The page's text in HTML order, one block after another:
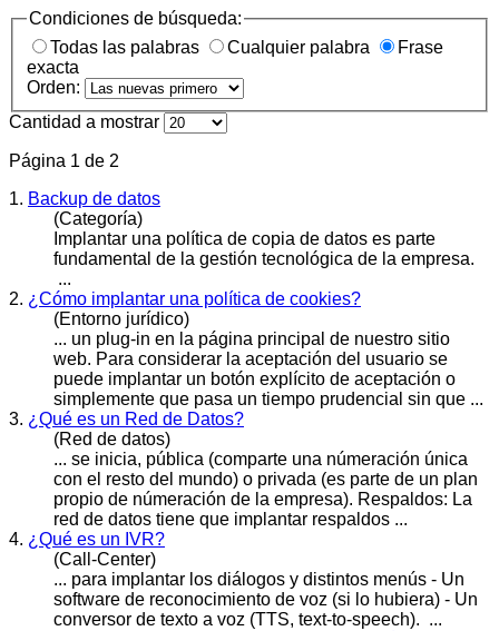
Condiciones de búsqueda:
Todas las palabras
Cualquier palabra
Frase
exacta
Orden:
Cantidad a mostrar
Página 1 de 2
1. Backup de datos
(Categoría)
Implantar una política de copia de datos es parte
fundamental de la gestión tecnológica de la empresa.
...
2. ¿Cómo implantar una política de cookies?
(Entorno jurídico)
... un plug-in en la página principal de nuestro sitio
web. Para considerar la aceptación del usuario se
puede implantar un botón explícito de aceptación o
simplemente que pasa un tiempo prudencial sin que ...
3. ¿Qué es un Red de Datos?
(Red de datos)
... se inicia, pública (comparte una númeración única
con el resto del mundo) o privada (es parte de un plan
propio de númeración de la empresa). Respaldos: La
red de datos tiene que implantar respaldos ...
4. ¿Qué es un IVR?
(Call-Center)
... para implantar los diálogos y distintos menús - Un
software de reconocimiento de voz (si lo hubiera) - Un
conversor de texto a voz (TTS, text-to-speech). ...